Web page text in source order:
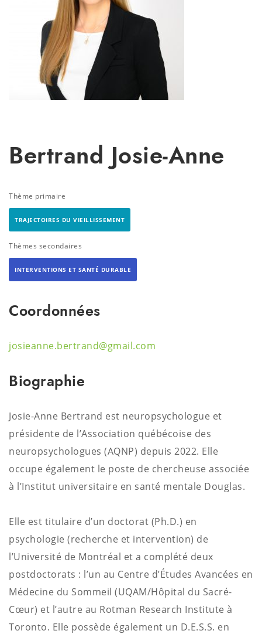
Bertrand Josie-Anne
Thème primaire
TRAJECTOIRES DU VIEILLISSEMENT
Thèmes secondaires
INTERVENTIONS ET SANTÉ DURABLE
Coordonnées
josieanne.bertrand@gmail.com
Biographie
Josie-Anne Bertrand est neuropsychologue et
présidente de l’Association québécoise des
neuropsychologues (AQNP) depuis 2022. Elle
occupe également le poste de chercheuse associée
à l’Institut universitaire en santé mentale Douglas.
Elle est titulaire d’un doctorat (Ph.D.) en
psychologie (recherche et intervention) de
l’Université de Montréal et a complété deux
postdoctorats : l’un au Centre d’Études Avancées en
Médecine du Sommeil (UQAM/Hôpital du Sacré-
Cœur) et l’autre au Rotman Research Institute à
Toronto. Elle possède également un D.E.S.S. en